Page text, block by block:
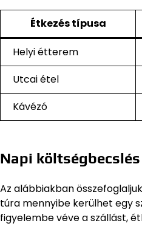
Étkezés típusa
Helyi étterem
Utcai étel
Kávézó
Napi költségbecslés
Az alábbiakban
túra mennyibe kerülhet egy
figyelembe véve a szállást,